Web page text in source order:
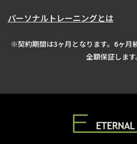
パーソナルトレーニングとは
※契約期間は3ヶ月となります。6ヶ月
全額保証します